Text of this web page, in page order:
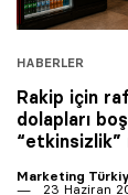
HABERLER
Rakip için
dolapları
“etkinsizlik”
Marketing
23 Haziran